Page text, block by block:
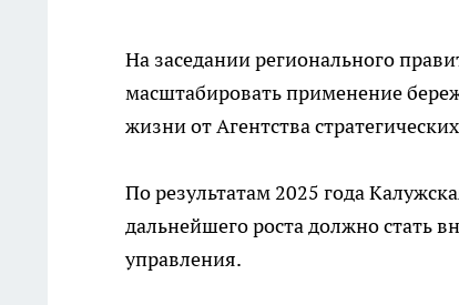
На заседании регионального
масштабировать применение
жизни от Агентства
По результатам 2025 года
дальнейшего роста должно стать
управления.